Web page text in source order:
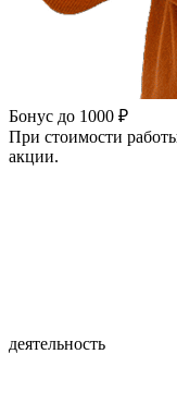
Бонус до 1000 ₽
При стоимости
акции.
деятельность